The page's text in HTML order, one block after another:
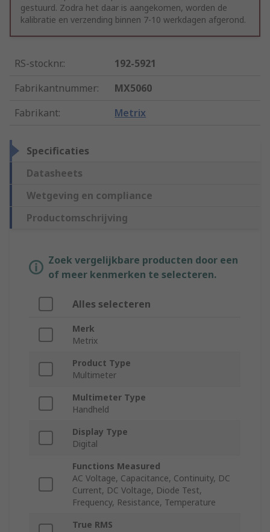
gestuurd. Zodra het daar is aangekomen, worden de
kalibratie en verzending binnen 7-10 werkdagen afgerond.
RS-stocknr.:
192-5921
Fabrikantnummer:
MX5060
Fabrikant: Metrix
Specificaties
Datasheets
Wetgeving en compliance
Productomschrijving
Zoek vergelijkbare producten door een
of meer kenmerken te selecteren.
Alles selecteren
Merk
Metrix
Product Type
Multimeter
Multimeter Type
Handheld
Display Type
Digital
Functions Measured
AC Voltage, Capacitance, Continuity, DC
Current, DC Voltage, Diode Test,
Frequency, Resistance, Temperature
True RMS